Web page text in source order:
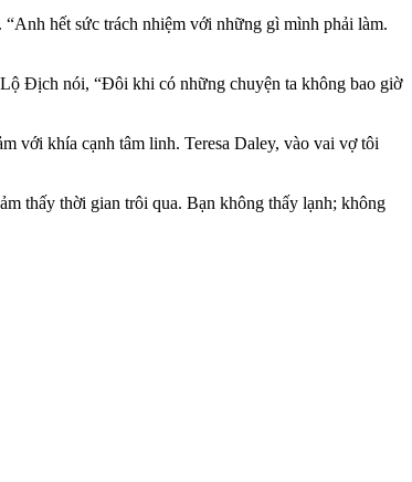
hết sức trách nhiệm với những gì mình phải làm.
Địch nói, “Đôi khi có những chuyện ta không bao giờ
với khía cạnh tâm linh. Teresa Daley, vào vai vợ tôi
thấy thời gian trôi qua. Bạn không thấy lạnh; không